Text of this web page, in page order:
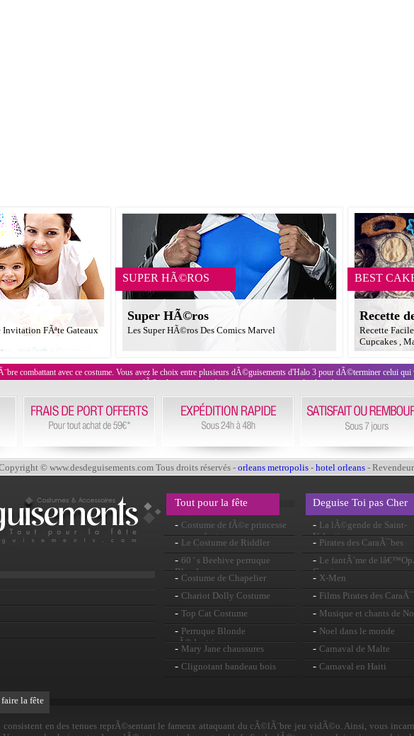
FÃªte Gateaux
SUPER HÃ©ROS
Super HÃ©ros
Les Super HÃ©ros Des Comics Marvel
BEST
Recette
Recette
Cupcakes ,
combattant avec ce costume. Vous avez le choix entre plusieurs dÃ©guisements d'Halo 3 pour dÃ©terminer celui
jeu vidÃ©o de tir en vue subjective ne manquera pas de plaire !
© www.desdeguisements.com Tous droits réservés - orleans metropolis- hotel orleans-
Tout pour la fête
- Costume de fÃ©e princesse
pour enfants
- Le Costume de Riddler
- 60 ' s Beehive perruque
Blonde
- Costume de Chapelier
- Chariot Dolly Costume
- Top Cat Costume
- Perruque Blonde
sÃ©ductrice
- Mary Jane chaussures
- Clignotant bandeau bois
Deguise Toi pas Cher
- La lÃ©gende de Saint-
Valentin
- Pirates des CaraÃ¯bes
- Le fantÃ´me de
Garnier
- X-Men
- Films Pirates des
- Musique et chants de
- Noel dans le monde
- Carnaval de Malte
- Carnaval en Haiti
la fête
en des tenues reprÃ©sentant le fameux attaquant du cÃ©lÃ¨bre jeu vidÃ©o. Ainsi, vous